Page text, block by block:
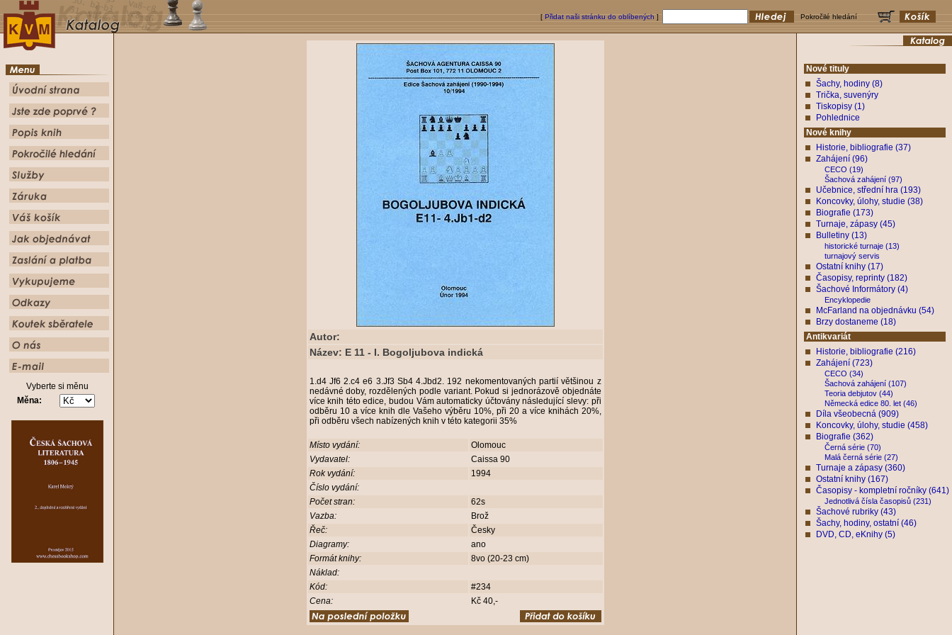
[ Přidat naši stránku do oblíbených ] Pokročilé hledání
Vyberte si měnu
Měna:
Autor:
Název: E 11 - I. Bogoljubova indická
1.d4 Jf6 2.c4 e6 3.Jf3 Sb4 4.Jbd2. 192 nekomentovaných partií většinou z
nedávné doby, rozdělených podle variant. Pokud si jednorázově objednáte
více knih této edice, budou Vám automaticky účtovány následující slevy: při
odběru 10 a více knih dle Vašeho výběru 10%, při 20 a více knihách 20%,
při odběru všech nabízených knih v této kategorii 35%
Místo vydání:
Olomouc
Vydavatel:
Caissa 90
Rok vydání:
1994
Číslo vydání:
Počet stran:
62s
Vazba:
Brož
Řeč:
Česky
Diagramy:
ano
Formát knihy:
8vo (20-23 cm)
Náklad:
Kód:
#234
Cena:
Kč 40,-
Nové tituly
Šachy, hodiny (8)
Trička, suvenýry
Tiskopisy (1)
Pohlednice
Nové knihy
Historie, bibliografie (37)
Zahájení (96)
CECO (19)
Šachová zahájení (97)
Učebnice, střední hra (193)
Koncovky, úlohy, studie (38)
Biografie (173)
Turnaje, zápasy (45)
Bulletiny (13)
historické turnaje (13)
turnajový servis
Ostatní knihy (17)
Časopisy, reprinty (182)
Šachové Informátory (4)
Encyklopedie
McFarland na objednávku (54)
Brzy dostaneme (18)
Antikvariát
Historie, bibliografie (216)
Zahájení (723)
CECO (34)
Šachová zahájení (107)
Teoria debjutov (44)
Německá edice 80. let (46)
Díla všeobecná (909)
Koncovky, úlohy, studie (458)
Biografie (362)
Černá série (70)
Malá černá série (27)
Turnaje a zápasy (360)
Ostatní knihy (167)
Časopisy - kompletní ročníky (641)
Jednotlivá čísla časopisů (231)
Šachové rubriky (43)
Šachy, hodiny, ostatní (46)
DVD, CD, eKnihy (5)